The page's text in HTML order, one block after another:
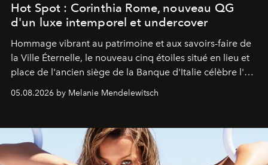
Hot Spot : Corinthia Rome, nouveau QG
d'un luxe intemporel et undercover
Hommage vibrant au patrimoine et aux savoirs-faire de
la Ville Éternelle, le nouveau cinq étoiles situé en lieu et
place de l'ancien siège de la Banque d'Italie célèbre l'art
de vivre Romain dans toute son élégance intemporelle.
05.08.2026 by Melanie Mendelewitsch